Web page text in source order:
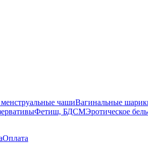
чашиВагинальные
Фетиш, БДСМЭротическое
Оплата